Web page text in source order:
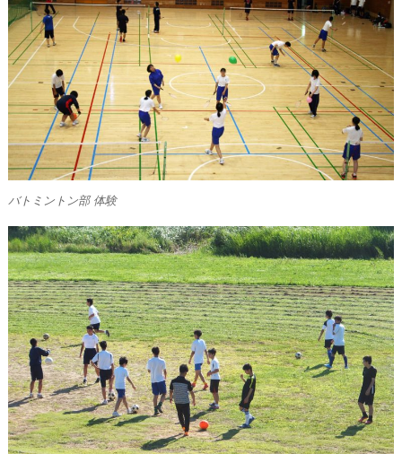
バトミントン部 体験